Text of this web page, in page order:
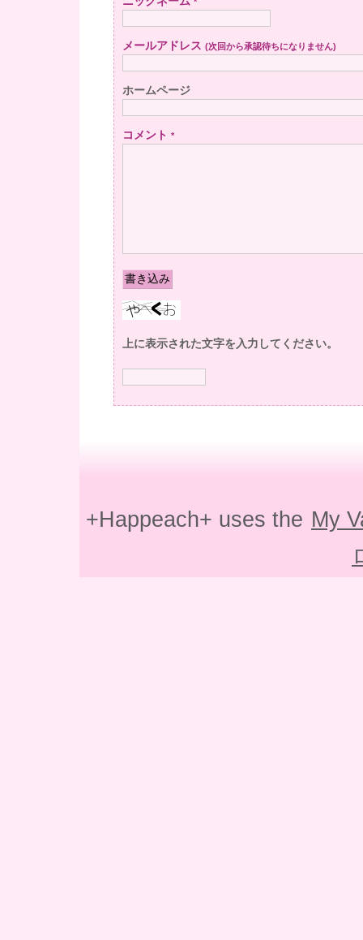
メールアドレス (次回から承認待ちになりません)
ホームページ
コメント *
上に表示された文字を入力してください。
+Happeach+ uses the My